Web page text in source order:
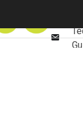
Email